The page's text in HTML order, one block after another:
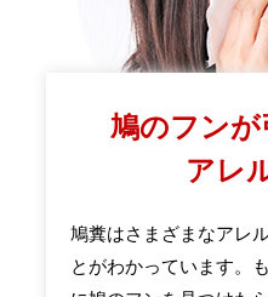
鳩のフン
アレ
鳩糞はさまざまなアレ
とがわかっています。